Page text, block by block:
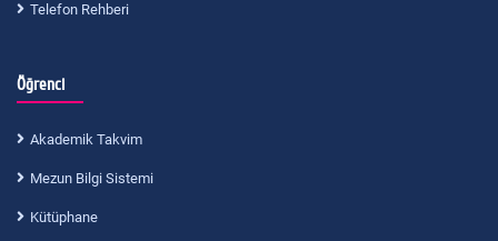
Telefon Rehberi
Öğrenci
Akademik Takvim
Mezun Bilgi Sistemi
Kütüphane